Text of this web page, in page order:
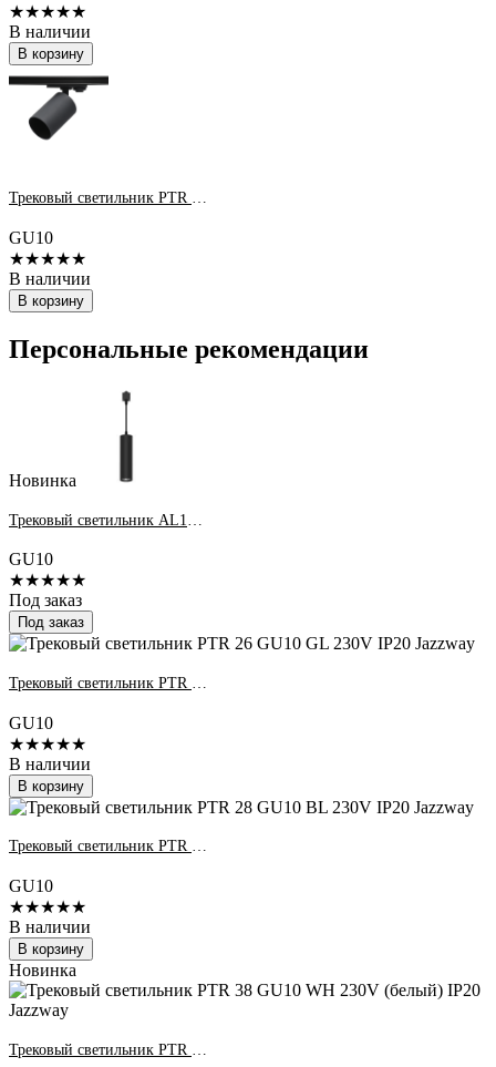
★★★★★
В наличии
В корзину
Трековый светильник PTR 36 GU10 BL 230V (черный) IP20 Jazzway
GU10
★★★★★
В наличии
В корзину
Персональные рекомендации
Новинка
GU10
★★★★★
Под заказ
Под заказ
Трековый светильник PTR 26 GU10 GL 230V IP20 Jazzway
GU10
★★★★★
В наличии
В корзину
Трековый светильник PTR 28 GU10 BL 230V IP20 Jazzway
GU10
★★★★★
В наличии
В корзину
Новинка